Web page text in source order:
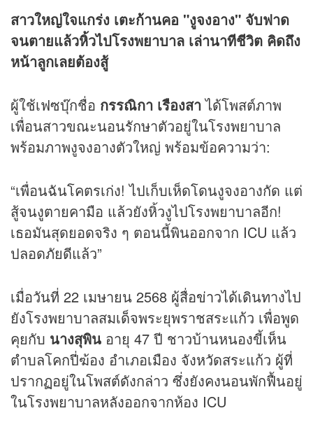
สาวใหญ่ใจแกร่ง เตะก้านคอ "งูจงอาง" จับฟาด
จนตายแล้วหิ้วไปโรงพยาบาล เล่านาทีชีวิต คิดถึง
หน้าลูกเลยต้องสู้
ผู้ใช้เฟซบุ๊กชื่อ กรรณิกา เรืองสาได้โพสต์ภาพ
เพื่อนสาวขณะนอนรักษาตัวอยู่ในโรงพยาบาล
พร้อมภาพงูจงอางตัวใหญ่ พร้อมข้อความว่า:
“เพื่อนฉันโคตรเก่ง! ไปเก็บเห็ดโดนงูจงอางกัด แต่
สู้จนงูตายคามือ แล้วยังหิ้วงูไปโรงพยาบาลอีก!
เธอมันสุดยอดจริง ๆ ตอนนี้พินออกจาก ICU แล้ว
ปลอดภัยดีแล้ว”
เมื่อวันที่ 22 เมษายน 2568 ผู้สื่อข่าวได้เดินทางไป
ยังโรงพยาบาลสมเด็จพระยุพราชสระแก้ว เพื่อพูด
คุยกับ นางสุพิน อายุ 47 ปี ชาวบ้านหนองขี้เห็น
ตำบลโคกปี่ฆ้อง อำเภอเมือง จังหวัดสระแก้ว ผู้ที่
ปรากฏอยู่ในโพสต์ดังกล่าว ซึ่งยังคงนอนพักฟื้นอยู่
ในโรงพยาบาลหลังออกจากห้อง ICU